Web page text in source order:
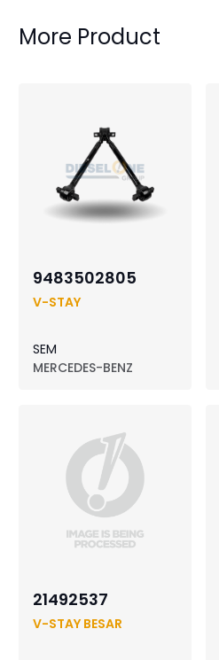
More Product
9483502805
V-STAY
SEM
MERCEDES-BENZ
21492537
V-STAY BESAR